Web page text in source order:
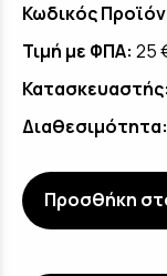
Κωδικός
Τιμή με ΦΠΑ: 25
Κατασκευαστής:
Διαθεσιμότητα:
Προσθήκη